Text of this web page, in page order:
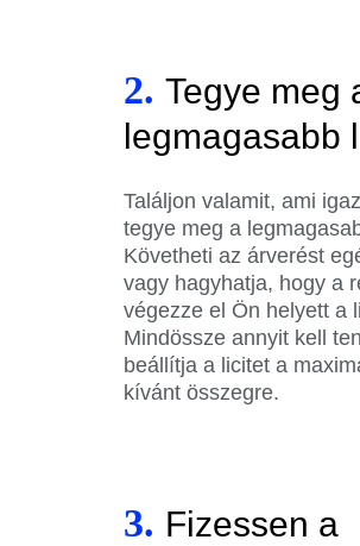
2. Tegye meg
legmagasabb
Találjon valamit, ami
tegye meg a
Követheti az árverést
vagy hagyhatja, hogy a
végezze el Ön helyett a
Mindössze annyit kell
beállítja a licitet a
kívánt összegre.
3. Fizessen a